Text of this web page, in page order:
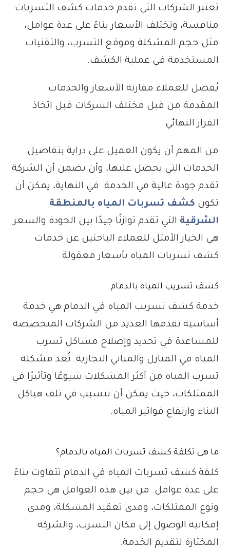
تعتبر الشركات التي تقدم خدمات كشف التسربات
منافسة، وتختلف الأسعار بناءً على عدة عوامل،
مثل حجم المشكلة وموقع التسرب، والتقنيات
المستخدمة في عملية الكشف.
يُفضل للعملاء مقارنة الأسعار والخدمات
المقدمة من قبل مختلف الشركات قبل اتخاذ
القرار النهائي.
من المهم أن يكون العميل على دراية بتفاصيل
الخدمات التي يحصل عليها، وأن يضمن أن الشركة
تقدم جودة عالية في الخدمة. في النهاية، يمكن أن
تكون كشف تسربات المياه بالمنطقة
الشرقية التي تقدم توازنًا جيدًا بين الجودة والسعر
هي الخيار الأمثل للعملاء الباحثين عن خدمات
كشف تسربات المياه بأسعار معقولة.
كشف تسريب المياه بالدمام
خدمة كشف تسريب المياه في الدمام هي خدمة
أساسية تقدمها العديد من الشركات المتخصصة
للمساعدة في تحديد وإصلاح مشاكل تسرب
المياه في المنازل والمباني التجارية. تُعد مشكلة
تسرب المياه من أكثر المشكلات شيوعًا وتأثيرًا في
الممتلكات، حيث يمكن أن تتسبب في تلف هياكل
البناء وارتفاع فواتير المياه.
ما هي تكلفة كشف تسربات المياه بالدمام؟
كلفة كشف تسربات المياه في الدمام تتفاوت بناءً
على عدة عوامل. من بين هذه العوامل هي حجم
ونوع الممتلكات، ومدى تعقيد المشكلة، ومدى
إمكانية الوصول إلى مكان التسرب، والشركة
المختارة لتقديم الخدمة.